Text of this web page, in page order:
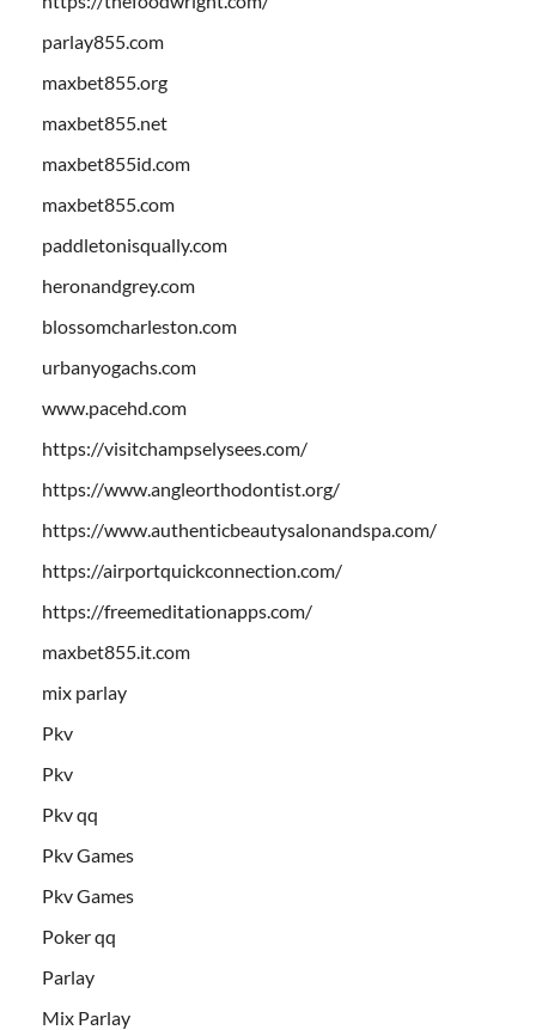
parlay855.com
maxbet855.org
maxbet855.net
maxbet855id.com
maxbet855.com
paddletonisqually.com
heronandgrey.com
blossomcharleston.com
urbanyogachs.com
www.pacehd.com
https://visitchampselysees.com/
https://www.angleorthodontist.org/
https://www.authenticbeautysalonandspa.com/
https://airportquickconnection.com/
https://freemeditationapps.com/
maxbet855.it.com
mix parlay
Pkv
Pkv
Pkv qq
Pkv Games
Pkv Games
Poker qq
Parlay
Mix Parlay